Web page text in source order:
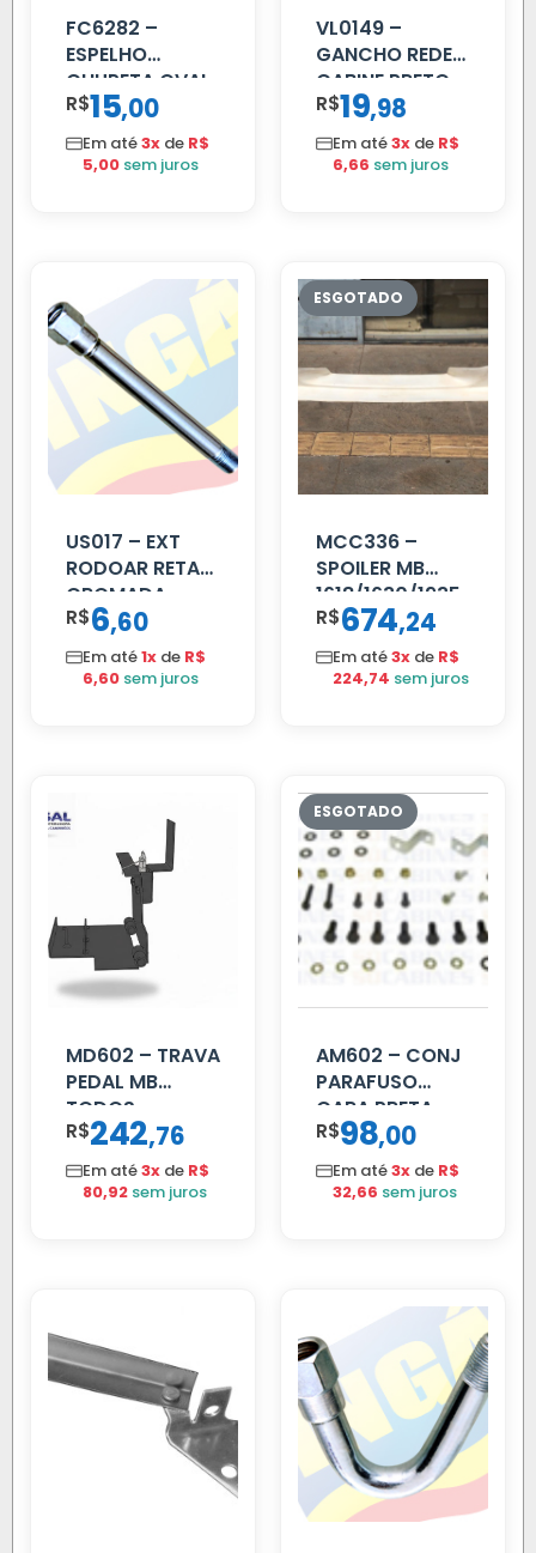
FC6282 –
ESPELHO
CHUPETA OVAL
R$15,00
Em até3x de R$
5,00 sem juros
VL0149 –
GANCHO REDE
CABINE PRETO
R$19,98
Em até3x de R$
6,66 sem juros
US017 – EXT
RODOAR RETA
CROMADA
R$6,60
Em até1x de R$
6,60 sem juros
MCC336 –
SPOILER MB
1618/1630/1935
04 FAR
C/BIGOD
R$674,24
Em até3x de R$
224,74 sem juros
MD602 – TRAVA
PEDAL MB
TODOS
R$242,76
Em até3x de R$
80,92 sem juros
AM602 – CONJ
PARAFUSO
CARA PRETA
PARCIAL
R$98,00
Em até3x de R$
32,66 sem juros